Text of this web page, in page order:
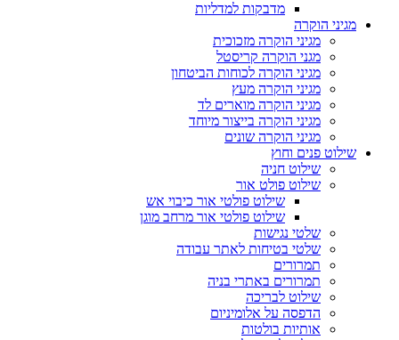
מדבקות למדליות
מגיני הוקרה
מגיני הוקרה מזכוכית
מגני הוקרה קריסטל
מגיני הוקרה לכוחות הביטחון
מגיני הוקרה מעץ
מגיני הוקרה מוארים לד
מגיני הוקרה בייצור מיוחד
מגיני הוקרה שונים
שילוט פנים וחוץ
שילוט חניה
שילוט פולט אור
שילוט פולטי אור כיבוי אש
שילוט פולטי אור מרחב מוגן
שלטי נגישות
שלטי בטיחות לאתר עבודה
תמרורים
תמרורים באתרי בניה
שילוט לבריכה
הדפסה על אלומיניום
אותיות בולטות